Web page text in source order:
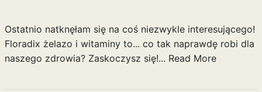
Ostatnio natknęłam się na coś niezwykle interesującego!
Floradix żelazo i witaminy to... co tak naprawdę robi dla
naszego zdrowia? Zaskoczysz się!... Read More